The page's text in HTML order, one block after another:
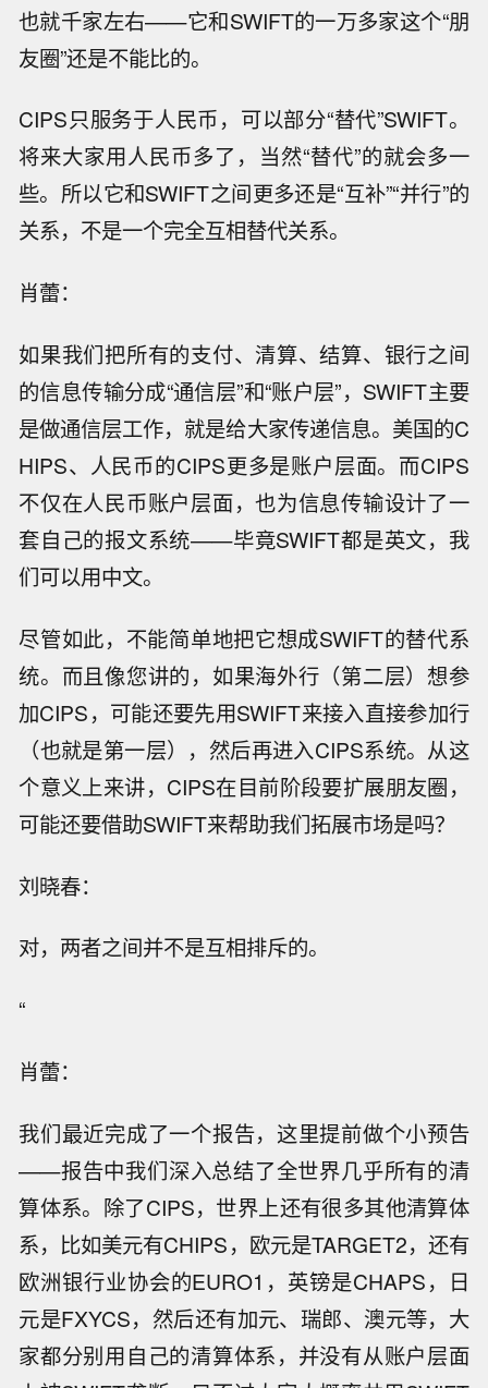
也就千家左右——它和SWIFT的一万多家这个“朋
友圈”还是不能比的。
CIPS只服务于人民币，可以部分“替代”SWIFT。
将来大家用人民币多了，当然“替代”的就会多一
些。所以它和SWIFT之间更多还是“互补”“并行”的
关系，不是一个完全互相替代关系。
肖蕾：
如果我们把所有的支付、清算、结算、银行之间
的信息传输分成“通信层”和“账户层”，SWIFT主要
是做通信层工作，就是给大家传递信息。美国的C
HIPS、人民币的CIPS更多是账户层面。而CIPS
不仅在人民币账户层面，也为信息传输设计了一
套自己的报文系统——毕竟SWIFT都是英文，我
们可以用中文。
尽管如此，不能简单地把它想成SWIFT的替代系
统。而且像您讲的，如果海外行（第二层）想参
加CIPS，可能还要先用SWIFT来接入直接参加行
（也就是第一层），然后再进入CIPS系统。从这
个意义上来讲，CIPS在目前阶段要扩展朋友圈，
可能还要借助SWIFT来帮助我们拓展市场是吗？
刘晓春：
对，两者之间并不是互相排斥的。
“
肖蕾：
我们最近完成了一个报告，这里提前做个小预告
——报告中我们深入总结了全世界几乎所有的清
算体系。除了CIPS，世界上还有很多其他清算体
系，比如美元有CHIPS，欧元是TARGET2，还有
欧洲银行业协会的EURO1，英镑是CHAPS，日
元是FXYCS，然后还有加元、瑞郎、澳元等，大
家都分别用自己的清算体系，并没有从账户层面